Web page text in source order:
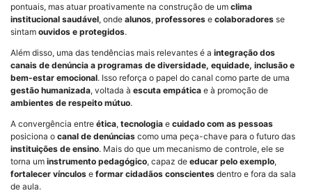
pontuais, mas atuar proativamente na construção de um clima
institucional saudável, onde alunos, professores e colaboradores se
sintam ouvidos e protegidos.
Além disso, uma das tendências mais relevantes é a integração dos
canais de denúncia a programas de diversidade, equidade, inclusão e
bem-estar emocional. Isso reforça o papel do canal como parte de uma
gestão humanizada, voltada à escuta empática e à promoção de
ambientes de respeito mútuo.
A convergência entre ética, tecnologia e cuidado com as pessoas
posiciona o canal de denúncias como uma peça-chave para o futuro das
instituições de ensino. Mais do que um mecanismo de controle, ele se
torna um instrumento pedagógico, capaz de educar pelo exemplo,
fortalecer vínculos e formar cidadãos conscientes dentro e fora da sala
de aula.